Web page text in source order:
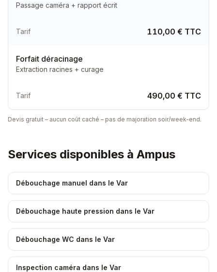
Passage caméra + rapport écrit
Tarif 110,00 € TTC
Forfait déracinage
Extraction racines + curage
Tarif 490,00 € TTC
Devis gratuit – aucun coût caché – pas de majoration soir/week-end.
Services disponibles à Ampus
Débouchage manuel dans le Var
Débouchage haute pression dans le Var
Débouchage WC dans le Var
Inspection caméra dans le Var